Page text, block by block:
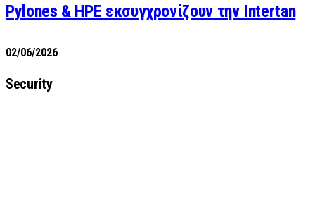
Pylones & HPE εκσυγχρονίζουν την Intertan
02/06/2026
Security